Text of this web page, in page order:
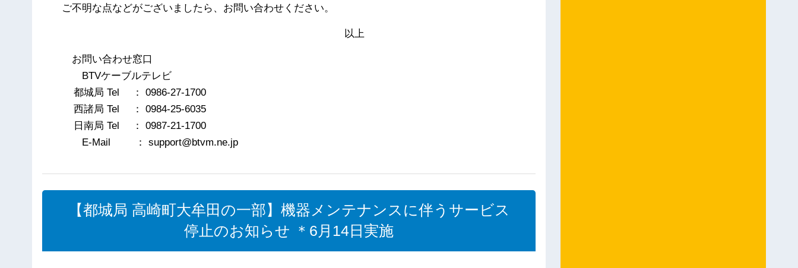
ご不明な点などがございましたら、お問い合わせください。
以上
お問い合わせ窓口
BTVケーブルテレビ
都城局 Tel ： 0986-27-1700
西諸局 Tel ： 0984-25-6035
日南局 Tel ： 0987-21-1700
E-Mail ： support@btvm.ne.jp
【都城局 高崎町大牟田の一部】機器メンテナンスに伴うサービス
停止のお知らせ ＊6月14日実施